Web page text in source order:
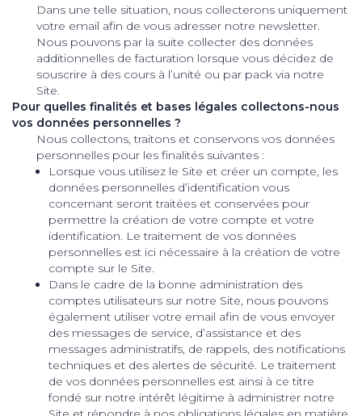
Dans une telle situation, nous collecterons uniquement
votre email afin de vous adresser notre newsletter.
Nous pouvons par la suite collecter des données
additionnelles de facturation lorsque vous décidez de
souscrire à des cours à l’unité ou par pack via notre
Site.
Pour quelles finalités et bases légales collectons-nous
vos données personnelles ?
Nous collectons, traitons et conservons vos données
personnelles pour les finalités suivantes :
Lorsque vous utilisez le Site et créer un compte, les
données personnelles d’identification vous
concernant seront traitées et conservées pour
permettre la création de votre compte et votre
identification. Le traitement de vos données
personnelles est ici nécessaire à la création de votre
compte sur le Site.
Dans le cadre de la bonne administration des
comptes utilisateurs sur notre Site, nous pouvons
également utiliser votre email afin de vous envoyer
des messages de service, d’assistance et des
messages administratifs, de rappels, des notifications
techniques et des alertes de sécurité. Le traitement
de vos données personnelles est ainsi à ce titre
fondé sur notre intérêt légitime à administrer notre